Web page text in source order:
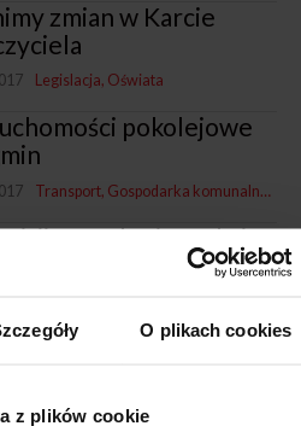
O plikach cookies
z plików cookie
zmian w Karcie
Legislacja Oświata
pokolejowe
Transport Gospodarka komunalna
Wspólnej Rządu i
Terytorialnego
miasta na mapie Polski
Legislacja Z naszych miast